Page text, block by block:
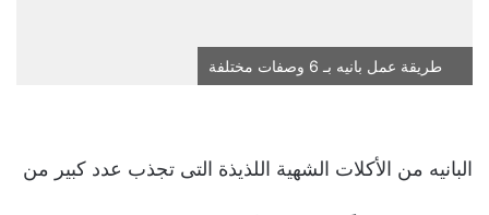
طريقة عمل بانيه بـ 6 وصفات مختلفة
البانیه من الأكلات الشهیة اللذیذة التى تجذب عدد كبیر من